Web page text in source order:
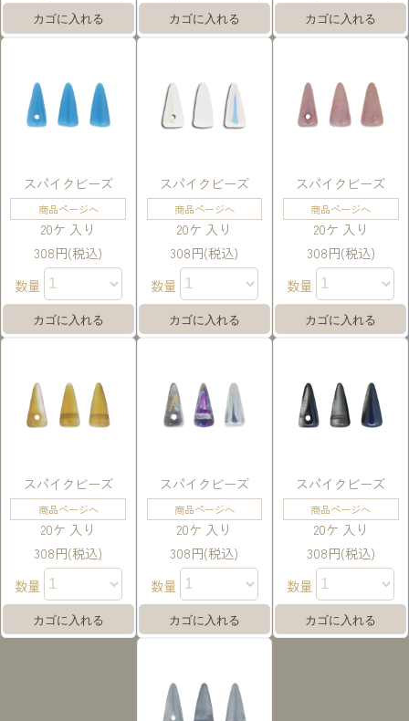
スパイクビーズ
商品ページへ
20ケ 入り
308円(税込)
数量
スパイクビーズ
商品ページへ
20ケ 入り
308円(税込)
数量
スパイクビーズ
商品ページへ
20ケ 入り
308円(税込)
数量
スパイクビーズ
商品ページへ
20ケ 入り
308円(税込)
数量
スパイクビーズ
商品ページへ
20ケ 入り
308円(税込)
数量
スパイクビーズ
商品ページへ
20ケ 入り
308円(税込)
数量